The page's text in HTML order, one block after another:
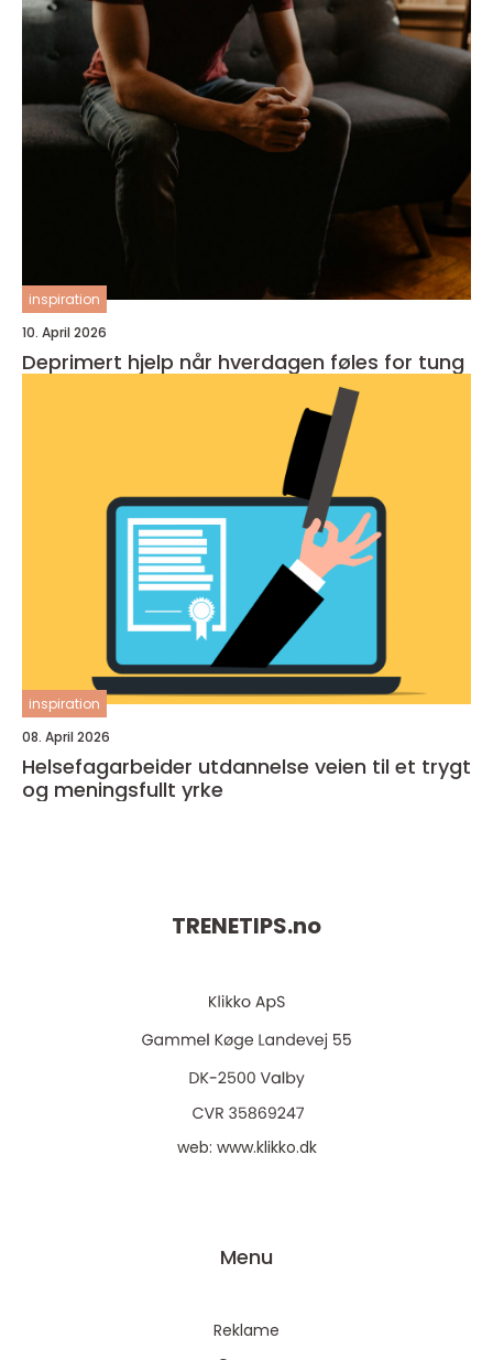
inspiration
10. April 2026
Deprimert hjelp når hverdagen føles for tung
inspiration
08. April 2026
Helsefagarbeider utdannelse veien til et trygt
og meningsfullt yrke
TRENETIPS.no
web: www.klikko.dk
Menu
Reklame